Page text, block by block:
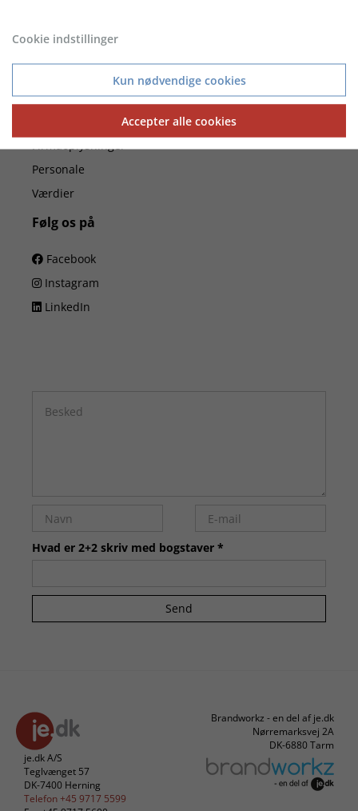
Code of conduct
Om je.dk
Firmaoplysninger
Personale
Værdier
Følg os på
Facebook
Instagram
LinkedIn
Hvad er 2+2 skriv med bogstaver *
Send
je.dk A/S
Teglvænget 57
DK-7400 Herning
Telefon +45 9717 5599
Brandworkz - en del af je.dk
Nørremarksvej 2A
DK-6880 Tarm
Cookie indstillinger
Kun nødvendige cookies
Accepter alle cookies